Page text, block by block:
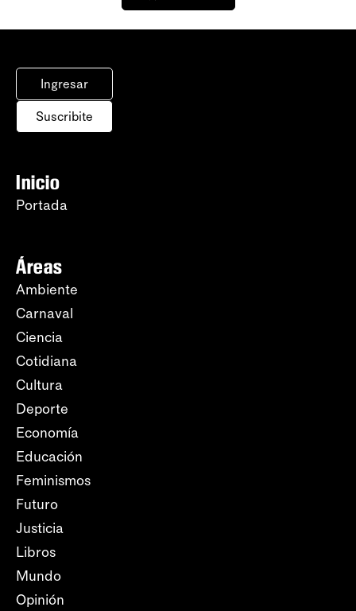
Ingresar
Suscribite
Inicio
Portada
Áreas
Ambiente
Carnaval
Ciencia
Cotidiana
Cultura
Deporte
Economía
Educación
Feminismos
Futuro
Justicia
Libros
Mundo
Opinión